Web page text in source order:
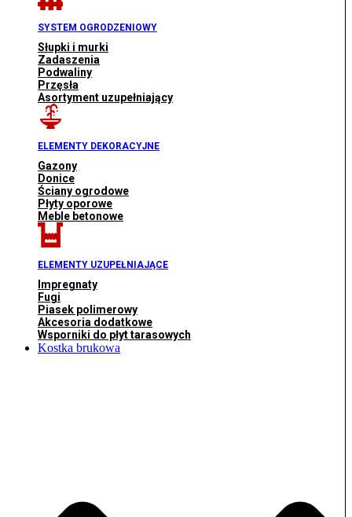
SYSTEM OGRODZENIOWY
Słupki i murki
Zadaszenia
Podwaliny
Przęsła
Asortyment uzupełniający
ELEMENTY DEKORACYJNE
Gazony
Donice
Ściany ogrodowe
Płyty oporowe
Meble betonowe
ELEMENTY UZUPEŁNIAJĄCE
Impregnaty
Fugi
Piasek polimerowy
Akcesoria dodatkowe
Wsporniki do płyt tarasowych
Kostka brukowa